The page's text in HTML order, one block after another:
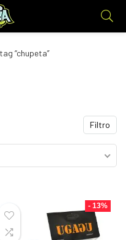
“chupeta”
Filtro
- 13%